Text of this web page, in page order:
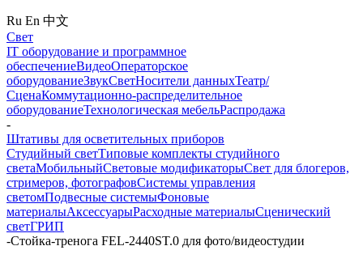
Ru En 中文
Свет
IT оборудование и программное
обеспечениеВидеоОператорское
оборудованиеЗвукСветНосители данныхТеатр/
СценаКоммутационно-распределительное
оборудованиеТехнологическая мебельРаспродажа
-
Штативы для осветительных приборов
Студийный светТиповые комплекты студийного
светаМобильныйСветовые модификаторыСвет для блогеров,
стримеров, фотографовСистемы управления
светомПодвесные системыФоновые
материалыАксессуарыРасходные материалыСценический
светГРИП
-Стойка-тренога FEL-2440ST.0 для фото/видеостудии